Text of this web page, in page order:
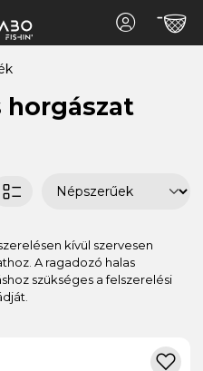
horgászat
kívül szervesen
A ragadozó halas
szükséges a felszerelési